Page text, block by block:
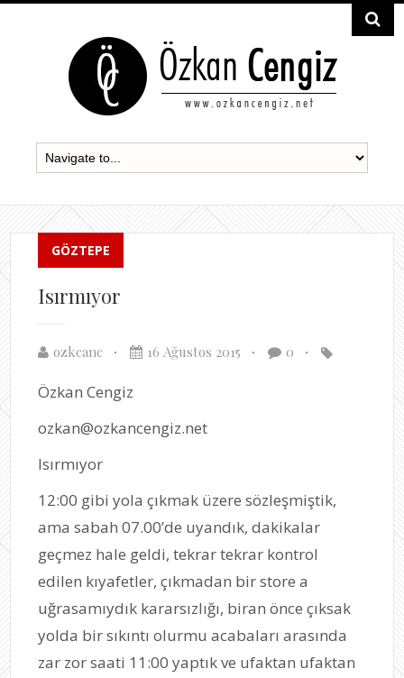
GÖZTEPE
Isırmıyor
ozkcanc 16 Ağustos 2015 0
Özkan Cengiz
ozkan@ozkancengiz.net
Isırmıyor
12:00 gibi yola çıkmak üzere sözleşmiştik,
ama sabah 07.00’de uyandık, dakikalar
geçmez hale geldi, tekrar tekrar kontrol
edilen kıyafetler, çıkmadan bir store a
uğrasamıydık kararsızlığı, biran önce çıksak
yolda bir sıkıntı olurmu acabaları arasında
zar zor saati 11:00 yaptık ve ufaktan ufaktan